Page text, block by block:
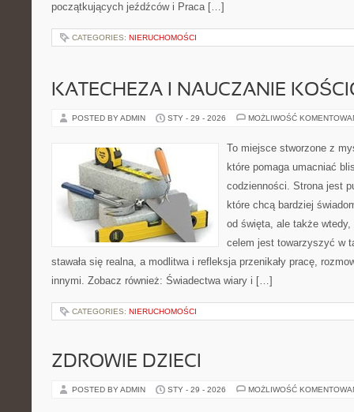
początkujących jeźdźców i Praca […]
CATEGORIES: NIERUCHOMOŚCI
KATECHEZA I NAUCZANIE
POSTED BY ADMIN STY - 29 - 2026 MOŻLIWOŚĆ
To miejsce stworzone z
które pomaga umacniać
codzienności. Strona jest
które chcą bardziej
od święta, ale także
celem jest towarzyszyć w
stawała się realna, a modlitwa i refleksja przenikały pracę,
innymi. Zobacz również: Świadectwa wiary i […]
CATEGORIES: NIERUCHOMOŚCI
ZDROWIE DZIECI
POSTED BY ADMIN STY - 29 - 2026 MOŻLIWOŚĆ